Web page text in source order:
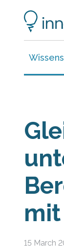
15 March